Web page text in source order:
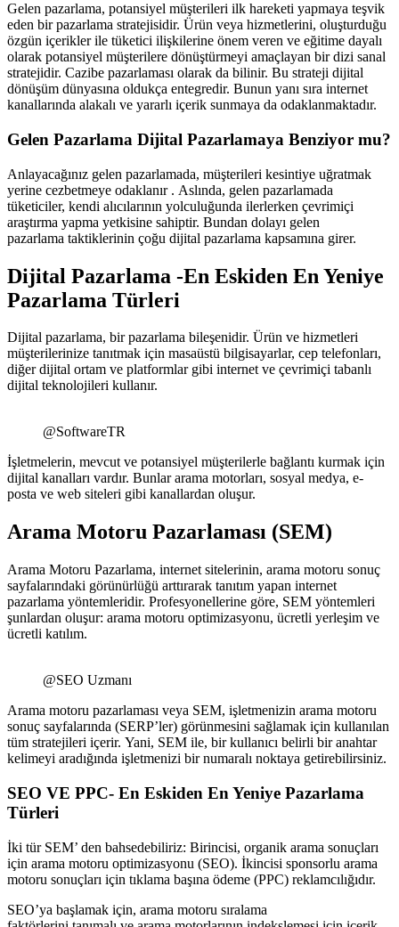
Gelen pazarlama, potansiyel müşterileri ilk hareketi yapmaya teşvik
eden bir pazarlama stratejisidir. Ürün veya hizmetlerini, oluşturduğu
özgün içerikler ile tüketici ilişkilerine önem veren ve eğitime dayalı
olarak potansiyel müşterilere dönüştürmeyi amaçlayan bir dizi sanal
stratejidir. Cazibe pazarlaması olarak da bilinir. Bu strateji dijital
dönüşüm dünyasına oldukça entegredir. Bunun yanı sıra internet
kanallarında alakalı ve yararlı içerik sunmaya da odaklanmaktadır.
Gelen Pazarlama Dijital Pazarlamaya Benziyor mu?
Anlayacağınız gelen pazarlamada, müşterileri kesintiye uğratmak
yerine cezbetmeye odaklanır . Aslında, gelen pazarlamada
tüketiciler, kendi alıcılarının yolculuğunda ilerlerken çevrimiçi
araştırma yapma yetkisine sahiptir. Bundan dolayı gelen
pazarlama taktiklerinin çoğu dijital pazarlama kapsamına girer.
Dijital Pazarlama -En Eskiden En Yeniye
Pazarlama Türleri
Dijital pazarlama, bir pazarlama bileşenidir. Ürün ve hizmetleri
müşterilerinize tanıtmak için masaüstü bilgisayarlar, cep telefonları,
diğer dijital ortam ve platformlar gibi internet ve çevrimiçi tabanlı
dijital teknolojileri kullanır.
@SoftwareTR
İşletmelerin, mevcut ve potansiyel müşterilerle bağlantı kurmak için
dijital kanalları vardır. Bunlar arama motorları, sosyal medya, e-
posta ve web siteleri gibi kanallardan oluşur.
Arama Motoru Pazarlaması (SEM)
Arama Motoru Pazarlama, internet sitelerinin, arama motoru sonuç
sayfalarındaki görünürlüğü arttırarak tanıtım yapan internet
pazarlama yöntemleridir. Profesyonellerine göre, SEM yöntemleri
şunlardan oluşur: arama motoru optimizasyonu, ücretli yerleşim ve
ücretli katılım.
@SEO Uzmanı
Arama motoru pazarlaması veya SEM, işletmenizin arama motoru
sonuç sayfalarında (SERP’ler) görünmesini sağlamak için kullanılan
tüm stratejileri içerir. Yani, SEM ile, bir kullanıcı belirli bir anahtar
kelimeyi aradığında işletmenizi bir numaralı noktaya getirebilirsiniz.
SEO VE PPC- En Eskiden En Yeniye Pazarlama
Türleri
İki tür SEM’ den bahsedebiliriz: Birincisi, organik arama sonuçları
için arama motoru optimizasyonu (SEO). İkincisi sponsorlu arama
motoru sonuçları için tıklama başına ödeme (PPC) reklamcılığıdır.
SEO’ya başlamak için, arama motoru sıralama